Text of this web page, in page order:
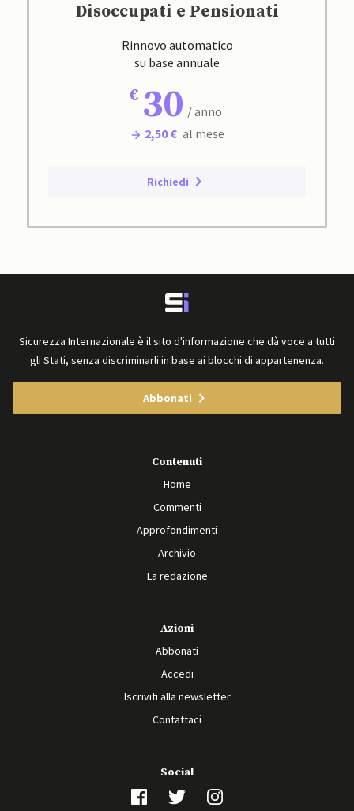
Disoccupati e Pensionati
Rinnovo automatico
su base annuale
30 / anno
2,50 € al mese
Richiedi
Sicurezza Internazionale è il sito d'informazione che dà voce a tutti
gli Stati, senza discriminarli in base ai blocchi di appartenenza.
Abbonati
Contenuti
Home
Commenti
Approfondimenti
Archivio
La redazione
Azioni
Abbonati
Accedi
Iscriviti alla newsletter
Contattaci
Social